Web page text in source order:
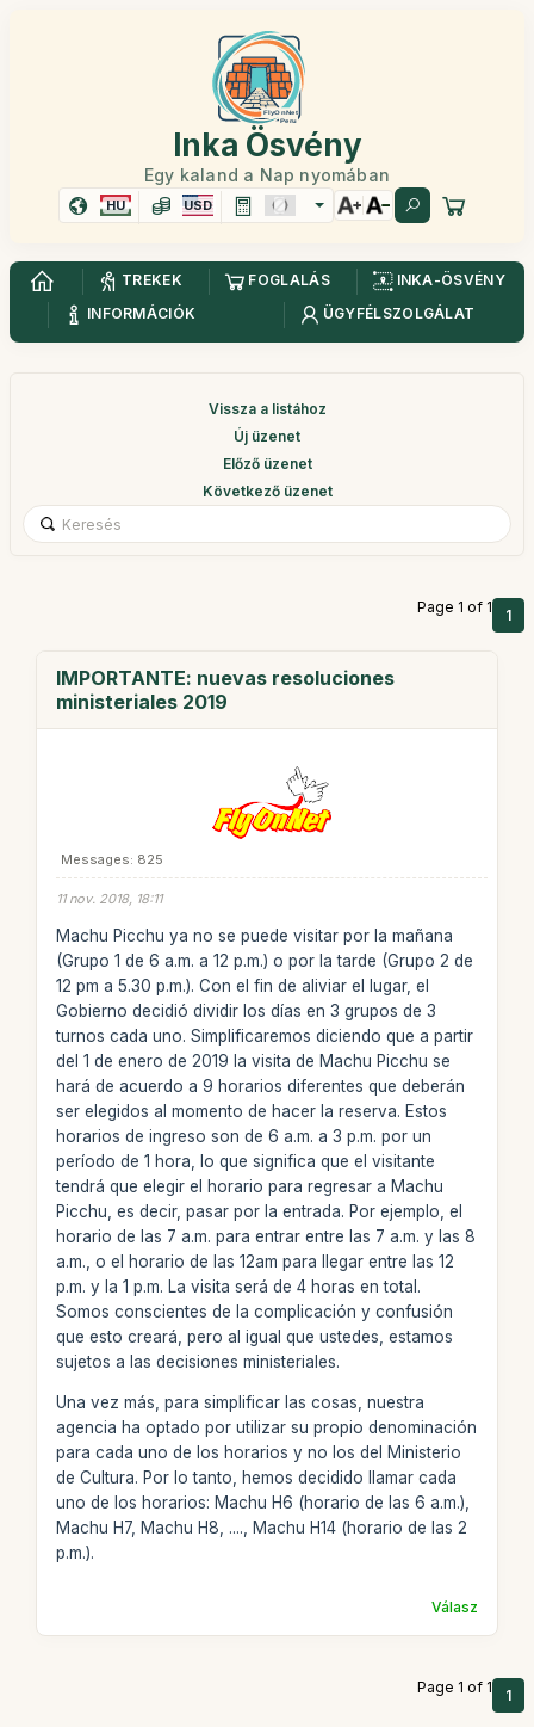
Inka Ösvény
Egy kaland a Nap nyomában
HU USD
TREKEK FOGLALÁS
INKA-ÖSVÉNY
INFORMÁCIÓK
ÜGYFÉLSZOLGÁLAT
Vissza a listához
Új üzenet
Előző üzenet
Következő üzenet
Page 1 of 1 1
IMPORTANTE: nuevas resoluciones
ministeriales 2019
Messages: 825
11 nov. 2018, 18:11
Machu Picchu ya no se puede visitar por la mañana
(Grupo 1 de 6 a.m. a 12 p.m.) o por la tarde (Grupo 2 de
12 pm a 5.30 p.m.). Con el fin de aliviar el lugar, el
Gobierno decidió dividir los días en 3 grupos de 3
turnos cada uno. Simplificaremos diciendo que a partir
del 1 de enero de 2019 la visita de Machu Picchu se
hará de acuerdo a 9 horarios diferentes que deberán
ser elegidos al momento de hacer la reserva. Estos
horarios de ingreso son de 6 a.m. a 3 p.m. por un
período de 1 hora, lo que significa que el visitante
tendrá que elegir el horario para regresar a Machu
Picchu, es decir, pasar por la entrada. Por ejemplo, el
horario de las 7 a.m. para entrar entre las 7 a.m. y las 8
a.m., o el horario de las 12am para llegar entre las 12
p.m. y la 1 p.m. La visita será de 4 horas en total.
Somos conscientes de la complicación y confusión
que esto creará, pero al igual que ustedes, estamos
sujetos a las decisiones ministeriales.
Una vez más, para simplificar las cosas, nuestra
agencia ha optado por utilizar su propio denominación
para cada uno de los horarios y no los del Ministerio
de Cultura. Por lo tanto, hemos decidido llamar cada
uno de los horarios: Machu H6 (horario de las 6 a.m.),
Machu H7, Machu H8, ...., Machu H14 (horario de las 2
p.m.).
Válasz
Page 1 of 1 1